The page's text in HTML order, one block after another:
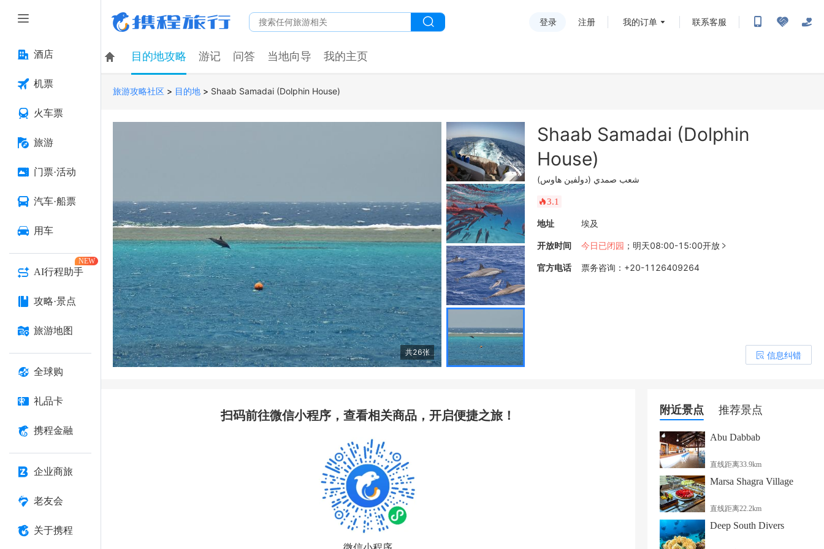
酒店
机票
火车票
旅游
门票·活动
汽车·船票
用车
AI行程助手
NEW
攻略·景点
旅游地图
全球购
礼品卡
携程金融
企业商旅
老友会
关于携程
登录 注册 我的订单 联系客服
目的地攻略 游记 问答 当地向导 我的主页
旅游攻略社区 > 目的地 > Shaab Samadai (Dolphin House)
共26张
Shaab Samadai (Dolphin
House)
شعب صمدي (دولفين هاوس)
󰺂3.1
地址 埃及
开放时间 今日已闭园 ； 明天08:00-15:00开放 
官方电话 票务咨询 ： +20-1126409264
󰎒 信息纠错
扫码前往微信小程序，查看相关商品，开启便捷之旅！ 附近景点 推荐景点
Abu Dabbab
直线距离33.9km
Marsa Shagra Village
直线距离22.2km
Deep South Divers